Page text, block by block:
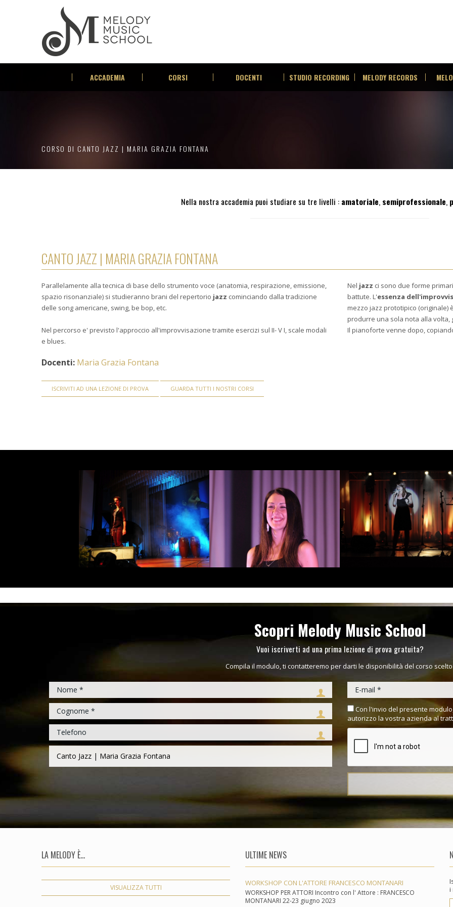
ACCADEMIA CORSI DOCENTI STUDIO RECORDING MELODY RECORDS
CORSO DI CANTO JAZZ | MARIA GRAZIA FONTANA
Nella nostra accademia puoi studiare su tre livelli : amatoriale, semiprofessionale,
CANTO JAZZ | MARIA GRAZIA FONTANA
Parallelamente alla tecnica di base dello strumento voce (anatomia, respirazione, emissione,
spazio risonanziale) si studieranno brani del repertorio jazz cominciando dalla tradizione
delle song americane, swing, be bop, etc.
Nel percorso e' previsto l'approccio all'improvvisazione tramite esercizi sul II- V I, scale modali
e blues.
Nel jazz ci sono due forme
battute. L'essenza
mezzo jazz prototipico (originale)
produrre una sola nota alla volta,
Il pianoforte venne dopo,
Docenti: Maria Grazia Fontana
ISCRIVITI AD UNA LEZIONE DI PROVA GUARDA TUTTI I NOSTRI CORSI
Scopri Melody Music School
Vuoi iscriverti ad una prima lezione di prova gratuita?
Compila il modulo, ti contatteremo per darti le disponibilità del corso
Con l'invio del presente
autorizzo la vostra azienda al
LA MELODY È...
VISUALIZZA TUTTI
ULTIME NEWS
WORKSHOP CON L'ATTORE FRANCESCO MONTANARI
WORKSHOP PER ATTORI Incontro con l' Attore : FRANCESCO
MONTANARI 22-23 giugno 2023
i